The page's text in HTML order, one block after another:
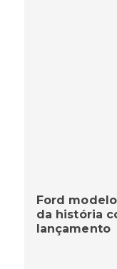
Ford
da história
lançamento